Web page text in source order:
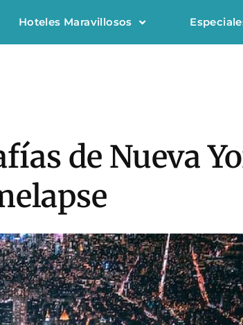
Hoteles Maravillosos
de Nueva